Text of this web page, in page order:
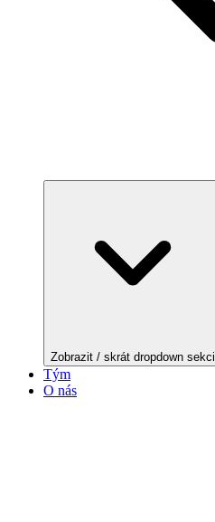
Zobrazit / skrát dropdown sekci
Tým
O nás